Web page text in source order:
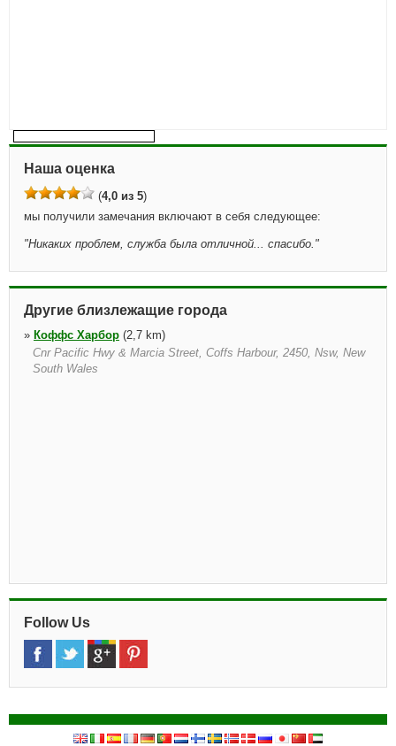
Наша оценка
(4,0 из 5)
мы получили замечания включают в себя следующее:
"Никаких проблем, служба была отличной... спасибо. "
Другие близлежащие города
» Коффс Харбор (2,7 km)
Cnr Pacific Hwy & Marcia Street, Coffs Harbour, 2450, Nsw, New
South Wales
Follow Us